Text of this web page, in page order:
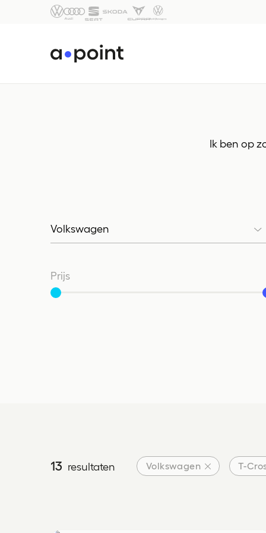
Ik ben op
Volkswagen
Merk
Prijs
Vanaf
Tot
13 resultaten Volkswagen T-